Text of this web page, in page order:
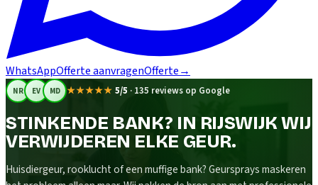
WhatsAppOfferte aanvragenOfferte→
NR EV MD ★★★★★ 5/5 · 135 reviews op Google
STINKENDE BANK? IN RIJSWIJK WIJ
VERWIJDEREN ELKE GEUR.
Huisdiergeur, rooklucht of een muffige bank? Geursprays maskeren